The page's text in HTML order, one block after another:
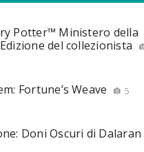
Potter™ Ministero della
del collezionista
Fortune’s Weave 5
Doni Oscuri di Dalaran